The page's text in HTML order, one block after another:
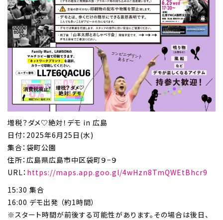
増税？ダメ♡絶対！デモ in 広島
日付：2025年6月25日(水)
集合：袋町公園
住所：広島県広島市中区袋町９−９
URL： https://maps.app.goo.gl/4wHzn8TmQWEtBhcr9
15:30 集合
16:00 デモ出発 （約1時間）
※スタート時間が前後する可能性があります。その場合は後日、